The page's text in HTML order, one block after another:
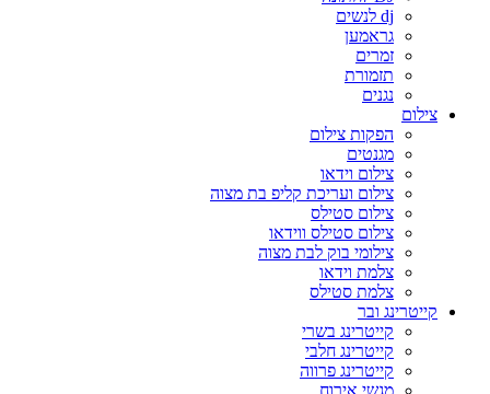
dj לנשים
גראמען
זמרים
תזמורת
נגנים
צילום
הפקות צילום
מגנטים
צילום וידאו
צילום ועריכת קליפ בת מצוה
צילום סטילס
צילום סטילס ווידאו
צילומי בוק לבת מצוה
צלמת וידאו
צלמת סטילס
קייטרינג ובר
קייטרינג בשרי
קייטרינג חלבי
קייטרינג פרווה
מגשי אירוח